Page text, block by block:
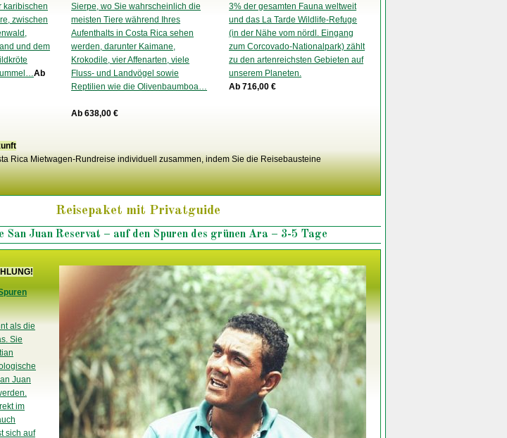
karibischen
zwischen
und dem
Ab
Sierpe, wo Sie wahrscheinlich die
meisten Tiere während Ihres
Aufenthalts in Costa Rica sehen
werden, darunter Kaimane,
Krokodile, vier Affenarten, viele
Fluss- und Landvögel sowie
Reptilien wie die Olivenbaumboa…
Ab 638,00 €
3% der gesamten Fauna weltweit
und das La Tarde Wildlife-Refuge
(in der Nähe vom nördl. Eingang
zum Corcovado-Nationalpark) zählt
zu den artenreichsten Gebieten auf
unserem Planeten.
Ab 716,00 €
Rica Mietwagen-Rundreise individuell zusammen, indem Sie die Reisebausteine
Reisepaket mit Privatguide
San Juan Reservat – auf den Spuren des grünen Ara – 3-5 Tage
als die
Sie
Juan
im
sich auf